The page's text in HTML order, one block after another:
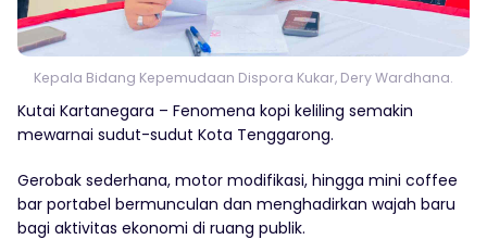
Kepala Bidang Kepemudaan Dispora Kukar, Dery Wardhana.
Kutai Kartanegara – Fenomena kopi keliling semakin
mewarnai sudut-sudut Kota Tenggarong.
Gerobak sederhana, motor modifikasi, hingga mini coffee
bar portabel bermunculan dan menghadirkan wajah baru
bagi aktivitas ekonomi di ruang publik.